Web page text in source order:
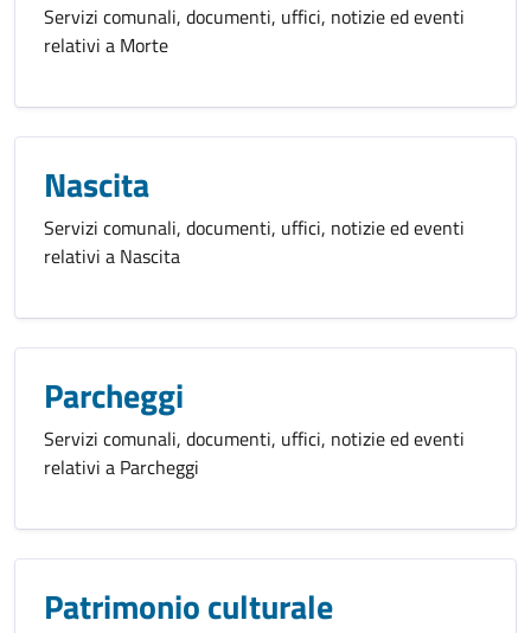
Servizi comunali, documenti, uffici, notizie ed eventi
relativi a Morte
Nascita
Servizi comunali, documenti, uffici, notizie ed eventi
relativi a Nascita
Parcheggi
Servizi comunali, documenti, uffici, notizie ed eventi
relativi a Parcheggi
Patrimonio culturale